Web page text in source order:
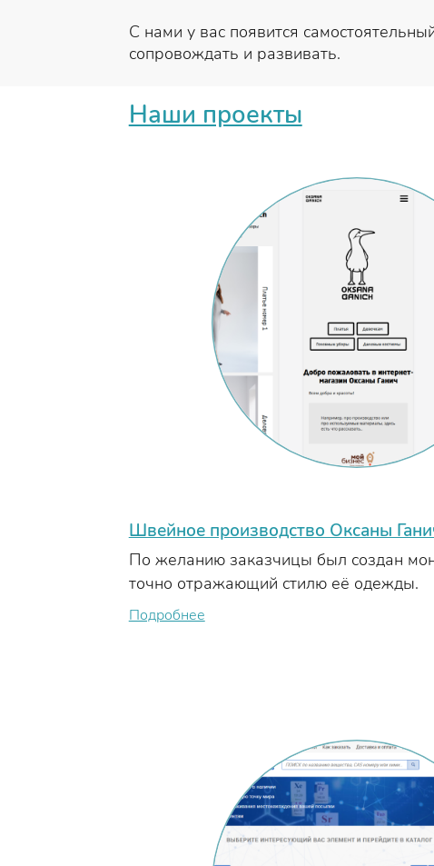
С нами у вас появится
сопровождать и развивать.
Наши проекты
Швейное производство Оксаны
По желанию заказчицы был создан
точно отражающий стилю её одежды.
Подробнее